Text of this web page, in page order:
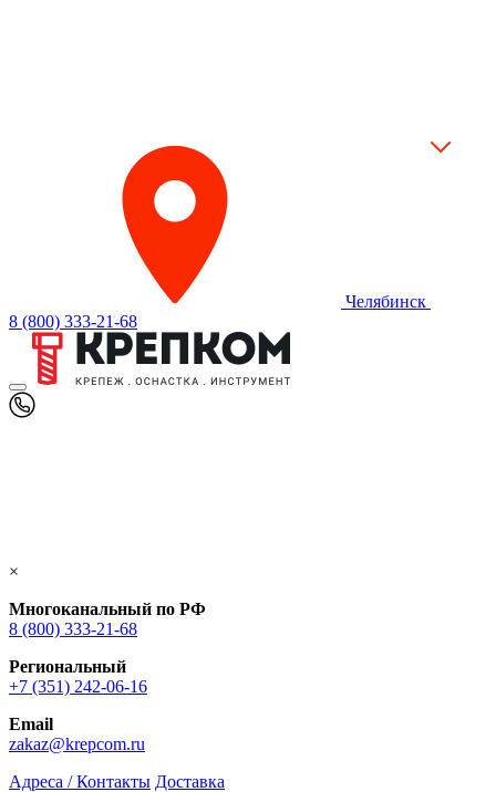
Челябинск
8 (800) 333-21-68
×
Многоканальный по РФ
8 (800) 333‑21-68
Региональный
+7 (351) 242-06-16
Email
zakaz@krepcom.ru
Адреса / Контакты Доставка